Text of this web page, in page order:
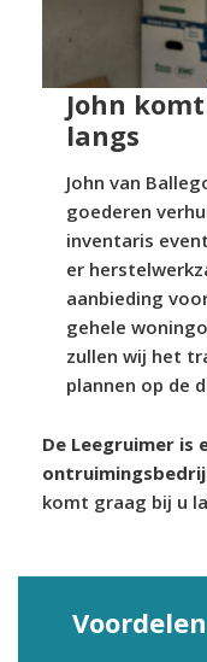
John
langs
John van
goederen
inventaris
er
aanbieding
gehele
zullen wij het
plannen op de
De Leegruimer is
komt graag bij u